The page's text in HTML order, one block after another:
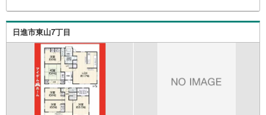
ご不安な方もおまかせください！弊社HPにて物件のルーム
ツアーMOVIEを公開中!!写真だけでは伝わらない物件の魅
力をたっぷりご紹介しております♪さらに店内には豊富な
物件資料や発売予定物件等ございます☆この機会にぜひお
問い合わせください♪
日進市東山7丁目